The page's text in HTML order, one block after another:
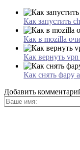
Как запустить
Как в mozilla
Как вернуть
Как снять фару
Добавить